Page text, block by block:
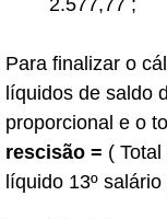
2.577,77 ;
Para finalizar o
líquidos de saldo
proporcional e o
rescisão = (
líquido 13º